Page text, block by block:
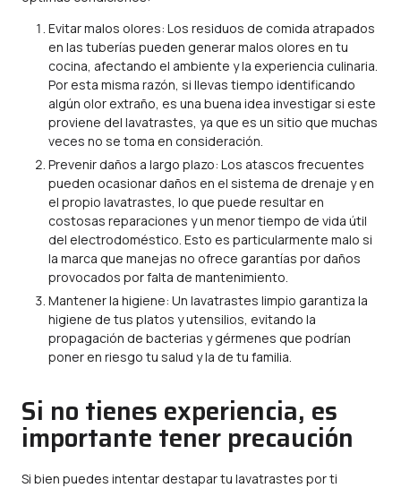
Evitar malos olores: Los residuos de comida atrapados
en las tuberías pueden generar malos olores en tu
cocina, afectando el ambiente y la experiencia culinaria.
Por esta misma razón, si llevas tiempo identificando
algún olor extraño, es una buena idea investigar si este
proviene del lavatrastes, ya que es un sitio que muchas
veces no se toma en consideración.
Prevenir daños a largo plazo: Los atascos frecuentes
pueden ocasionar daños en el sistema de drenaje y en
el propio lavatrastes, lo que puede resultar en
costosas reparaciones y un menor tiempo de vida útil
del electrodoméstico. Esto es particularmente malo si
la marca que manejas no ofrece garantías por daños
provocados por falta de mantenimiento.
Mantener la higiene: Un lavatrastes limpio garantiza la
higiene de tus platos y utensilios, evitando la
propagación de bacterias y gérmenes que podrían
poner en riesgo tu salud y la de tu familia.
Si no tienes experiencia, es
importante tener precaución
Si bien puedes intentar destapar tu lavatrastes por ti